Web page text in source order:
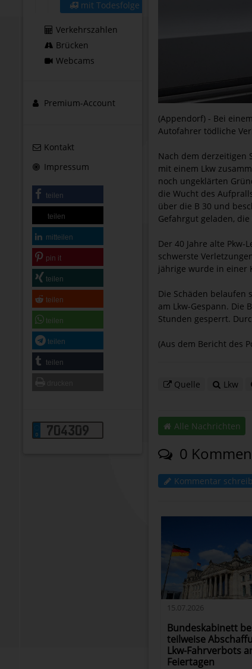
mit Todesfolge
Verkehrszahlen
Brücken
Webcams
Premium-Account
Kontakt
Impressum
teilen
teilen
mitteilen
pin it
teilen
teilen
teilen
teilen
teilen
704309
(Appendorf) - Bei
Autofahrer tödliche
Nach dem derzeitigen
mit einem Lkw
noch ungeklärten
die Wucht des
über die B 30 und
Gefahrgut geladen,
Der 40 Jahre alte
schwerste
jährige wurde in einer
Die Schäden belaufen
am Lkw-Gespann. Die
Stunden gesperrt.
(Aus dem Bericht des
Quelle Lkw
Alle Nachrichten
0
Kommentar
15.07.2026
Bundeskabinett
teilweise
Lkw-Fahrverbots
Feiertagen